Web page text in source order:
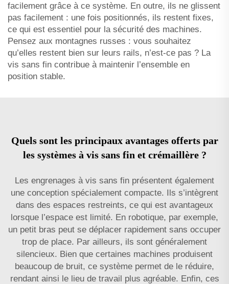
facilement grâce à ce système. En outre, ils ne glissent
pas facilement : une fois positionnés, ils restent fixes,
ce qui est essentiel pour la sécurité des machines.
Pensez aux montagnes russes : vous souhaitez
qu’elles restent bien sur leurs rails, n’est-ce pas ? La
vis sans fin contribue à maintenir l’ensemble en
position stable.
Quels sont les principaux avantages offerts par
les systèmes à vis sans fin et crémaillère ?
Les engrenages à vis sans fin présentent également
une conception spécialement compacte. Ils s’intègrent
dans des espaces restreints, ce qui est avantageux
lorsque l’espace est limité. En robotique, par exemple,
un petit bras peut se déplacer rapidement sans occuper
trop de place. Par ailleurs, ils sont généralement
silencieux. Bien que certaines machines produisent
beaucoup de bruit, ce système permet de le réduire,
rendant ainsi le lieu de travail plus agréable. Enfin, ces